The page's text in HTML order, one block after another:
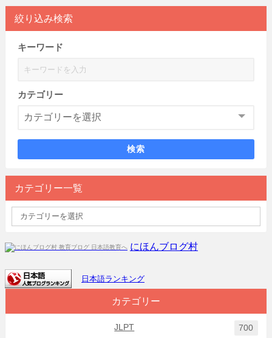
絞り込み検索
キーワード
カテゴリー
検索
カテゴリー一覧
にほんブログ村
日本語ランキング
カテゴリー
JLPT 700